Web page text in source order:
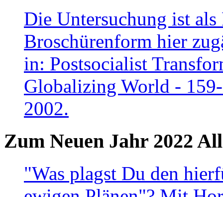
Die Untersuchung ist
Broschürenform hier
in: Postsocialist
Globalizing World -
2002.
Zum Neuen Jahr 2022
"Was plagst Du den